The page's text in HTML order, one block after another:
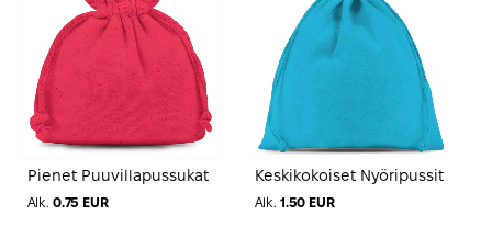
Pienet Puuvillapussukat
Alk. 0.75 EUR
Keskikokoiset Nyöripussit
Alk. 1.50 EUR